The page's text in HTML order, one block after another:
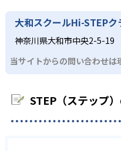
高校生が対象の「大学受
教材「atama+（アタマプ
習として進められる講座
可能だ。診断テストにて
単元の克服に最適だ。
03
教科書の内容にとどま
い生徒向け
ステップのハイステップ
徒が集まり、教科書の内
はないため、高校の内容
る。
率的な学習を行える。
高校生コースでは、専任
サポートを受けられるこ
徒にとって非常に心強い
「e-STEP」を取り入れて
位を示してくれるため、
ステップは、合格実績を
校を多数記載している。
平塚中等教育学校
大和スクールHi-STEPク
神奈川県大和市中央2-5-19
当サイトからの問い合わせは
STEP（ステップ